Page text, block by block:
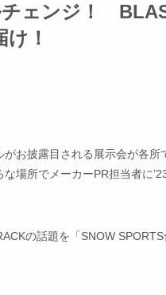
チェンジ！
！
お披露目される展示会が各所
場所でメーカーPR担当者に
の話題を「SNOW